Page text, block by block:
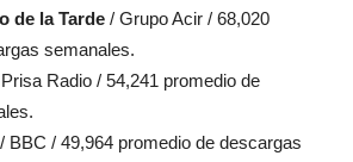
de la Tarde / Grupo Acir / 68,020
semanales.
Radio / 54,241 promedio de
/ BBC / 49,964 promedio de descargas